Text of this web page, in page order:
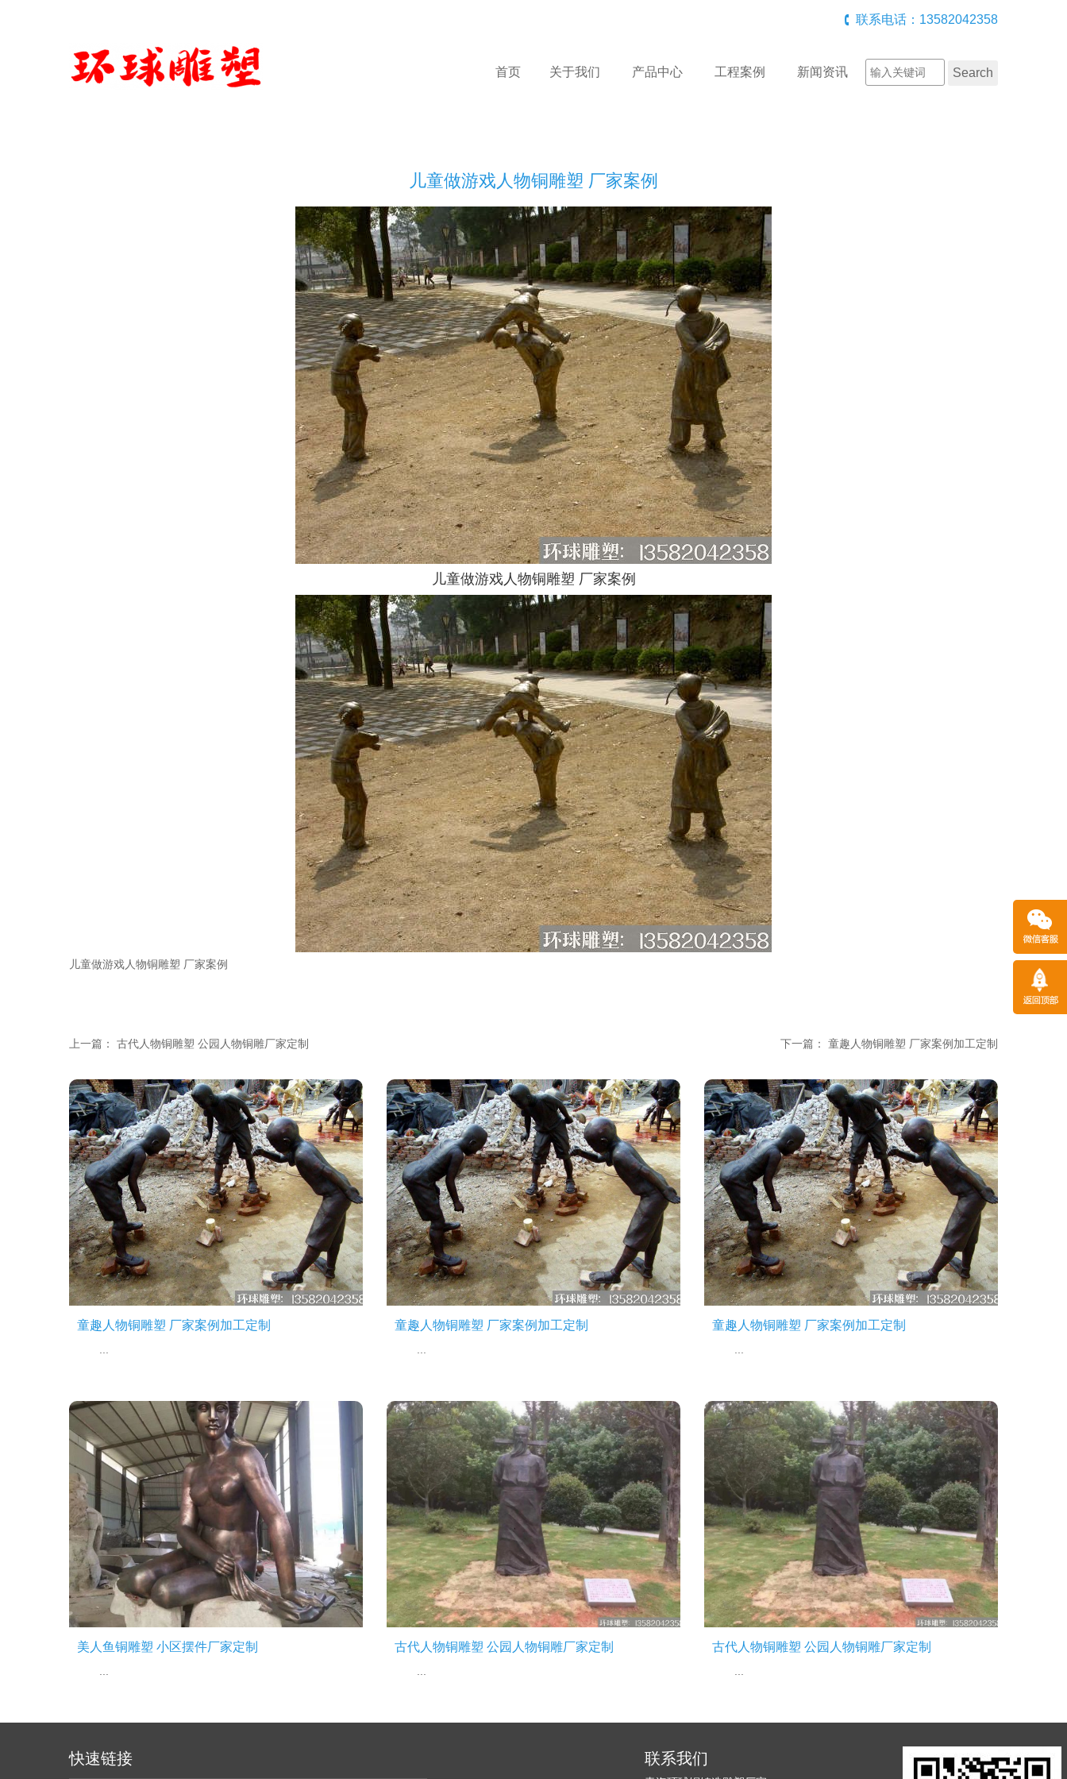
联系电话：13582042358
首页 关于我们 产品中心 工程案例 新闻资讯
儿童做游戏人物铜雕塑 厂家案例
儿童做游戏人物铜雕塑 厂家案例
儿童做游戏人物铜雕塑 厂家案例
上一篇： 古代人物铜雕塑 公园人物铜雕厂家定制 下一篇： 童趣人物铜雕塑 厂家案例加工定制
童趣人物铜雕塑 厂家案例加工定制 童趣人物铜雕塑 厂家案例加工定制 童趣人物铜雕塑 厂家案例加工定制
美人鱼铜雕塑 小区摆件厂家定制 古代人物铜雕塑 公园人物铜雕厂家定制 古代人物铜雕塑 公园人物铜雕厂家定制
快速链接 联系我们